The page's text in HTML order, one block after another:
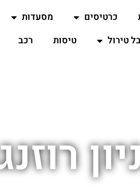
כרטיסים מסעדות
טירול
טיסות רכב